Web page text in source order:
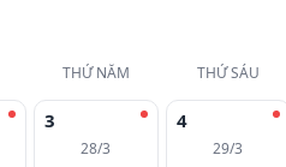
THỨ NĂM THỨ SÁU
3
28/3
4
29/3